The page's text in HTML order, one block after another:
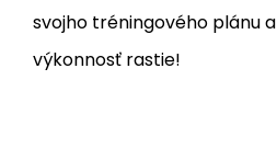
svojho tréningového plánu
výkonnosť rastie!